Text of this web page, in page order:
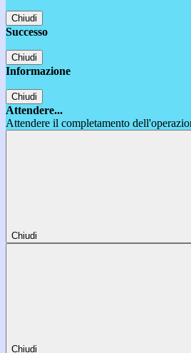
Chiudi
Successo
Chiudi
Informazione
Chiudi
Attendere...
Attendere il completamento
Chiudi
Chiudi